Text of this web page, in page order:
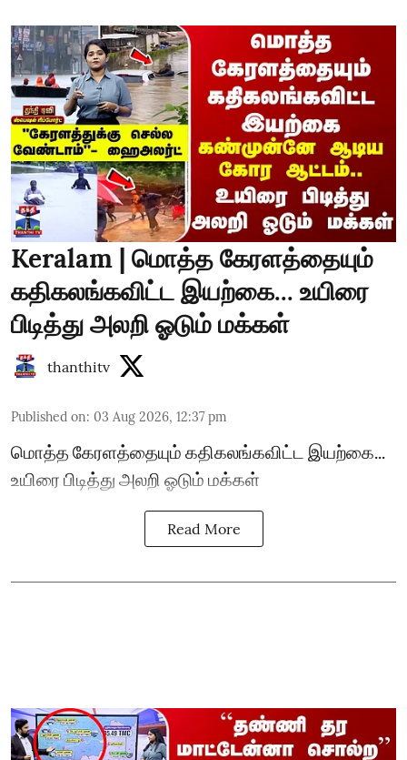
Keralam | மொத்த கேரளத்தையும்
கதிகலங்கவிட்ட இயற்கை... உயிரை
பிடித்து அலறி ஓடும் மக்கள்
thanthitv
Published on: 03 Aug 2026, 12:37 pm
மொத்த கேரளத்தையும் கதிகலங்கவிட்ட இயற்கை...
உயிரை பிடித்து அலறி ஓடும் மக்கள்
Read More